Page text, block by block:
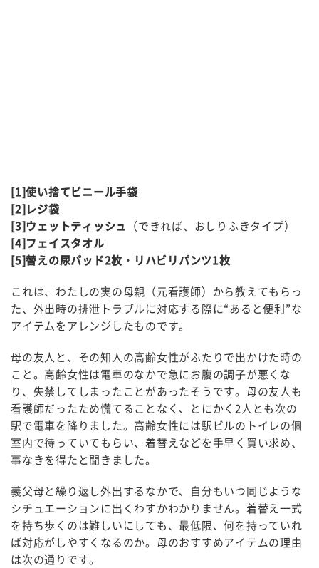
[1]使い捨てビニール手袋
[2]レジ袋
[3]ウェットティッシュ （できれば、おしりふきタイプ）
[4]フェイスタオル
[5]替えの尿パッド2枚・リハビリパンツ1枚
これは、わたしの実の母親（元看護師）から教えてもらっ
た、外出時の排泄トラブルに対応する際に“あると便利”な
アイテムをアレンジしたものです。
母の友人と、その知人の高齢女性がふたりで出かけた時の
こと。高齢女性は電車のなかで急にお腹の調子が悪くな
り、失禁してしまったことがあったそうです。母の友人も
看護師だったため慌てることなく、とにかく2人とも次の
駅で電車を降りました。高齢女性には駅ビルのトイレの個
室内で待っていてもらい、着替えなどを手早く買い求め、
事なきを得たと聞きました。
義父母と繰り返し外出するなかで、自分もいつ同じような
シチュエーションに出くわすかわかりません。着替え一式
を持ち歩くのは難しいにしても、最低限、何を持っていれ
ば対応がしやすくなるのか。母のおすすめアイテムの理由
は次の通りです。